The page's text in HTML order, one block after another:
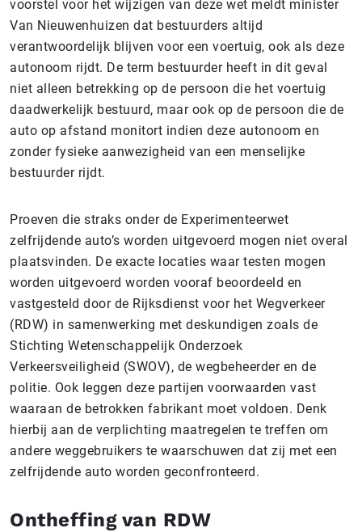
voorstel voor het wijzigen van deze wet meldt minister
Van Nieuwenhuizen dat bestuurders altijd
verantwoordelijk blijven voor een voertuig, ook als deze
autonoom rijdt. De term bestuurder heeft in dit geval
niet alleen betrekking op de persoon die het voertuig
daadwerkelijk bestuurd, maar ook op de persoon die de
auto op afstand monitort indien deze autonoom en
zonder fysieke aanwezigheid van een menselijke
bestuurder rijdt.
Proeven die straks onder de Experimenteerwet
zelfrijdende auto’s worden uitgevoerd mogen niet overal
plaatsvinden. De exacte locaties waar testen mogen
worden uitgevoerd worden vooraf beoordeeld en
vastgesteld door de Rijksdienst voor het Wegverkeer
(RDW) in samenwerking met deskundigen zoals de
Stichting Wetenschappelijk Onderzoek
Verkeersveiligheid (SWOV), de wegbeheerder en de
politie. Ook leggen deze partijen voorwaarden vast
waaraan de betrokken fabrikant moet voldoen. Denk
hierbij aan de verplichting maatregelen te treffen om
andere weggebruikers te waarschuwen dat zij met een
zelfrijdende auto worden geconfronteerd.
Ontheffing van RDW